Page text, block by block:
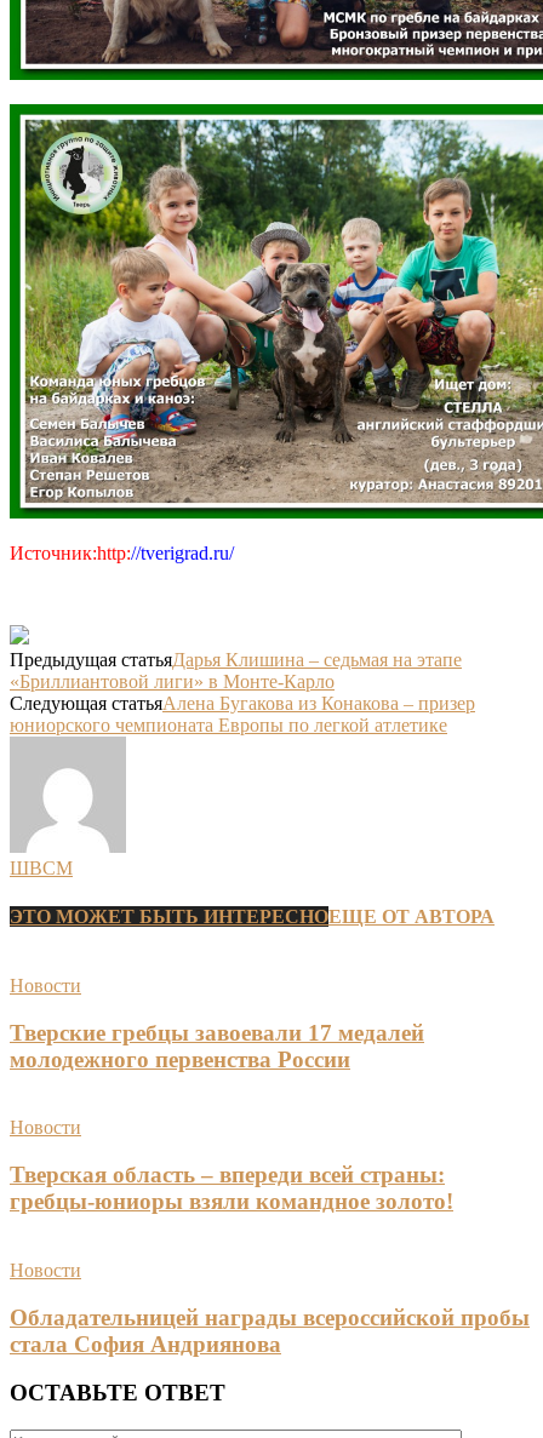
Источник:http://tverigrad.ru/
Предыдущая статьяДарья Клишина – седьмая на этапе
«Бриллиантовой лиги» в Монте-Карло
Следующая статьяАлена Бугакова из Конакова – призер
юниорского чемпионата Европы по легкой атлетике
ШВСМ
ЭТО МОЖЕТ БЫТЬ ИНТЕРЕСНОЕЩЕ ОТ АВТОРА
Новости
Тверские гребцы завоевали 17 медалей
молодежного первенства России
Новости
Тверская область – впереди всей страны:
гребцы-юниоры взяли командное золото!
Новости
Обладательницей награды всероссийской пробы
стала София Андриянова
ОСТАВЬТЕ ОТВЕТ